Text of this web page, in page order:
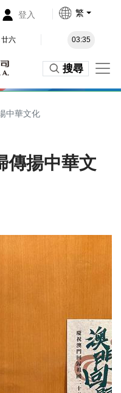
登入 繁
六 03:35
搜尋
中華文化
傳揚中華文